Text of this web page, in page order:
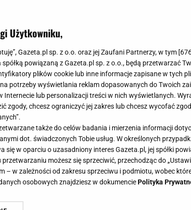
wiosnę. Czy są groźne?
Użytkowniku,
Gazeta.pl sp. z o.o. oraz jej Zaufani Partnerzy, w tym [
spółką powiązaną z Gazeta.pl sp. z o.o., będą przetwarzać
plików cookie lub inne informacje zapisane w tych
potrzeby wyświetlania reklam dopasowanych do Twoich
Internecie lub personalizacji treści w nich wyświetlanych.
zgody, chcesz ograniczyć jej zakres lub chcesz wycofać
także do celów badania i mierzenia informacji
dot. świadczonych Tobie usług. W określonych
się w oparciu o uzasadniony interes Gazeta.pl, jej spółki
możesz się sprzeciwić, przechodząc do
– w zależności od zakresu sprzeciwu i podmiotu, wobec
osobowych znajdziesz w dokumenciePolityka